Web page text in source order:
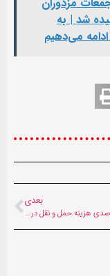
شد | به
می‌دهیم
بعدی
افزایش ۴۰۰ درصدی هزینه حمل و نقل دریای سرخ